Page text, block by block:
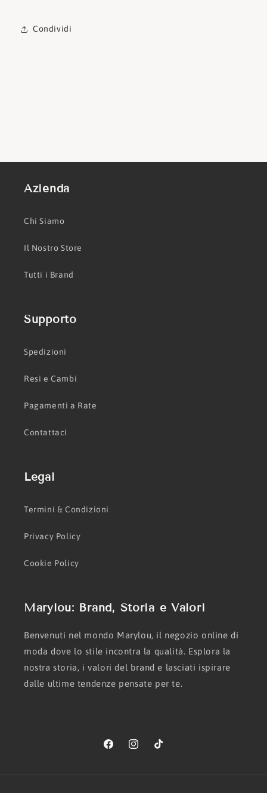
Condividi
Azienda
Chi Siamo
Il Nostro Store
Tutti i Brand
Supporto
Spedizioni
Resi e Cambi
Pagamenti a Rate
Contattaci
Legal
Termini & Condizioni
Privacy Policy
Cookie Policy
Marylou: Brand, Storia e Valori
Benvenuti nel mondo Marylou, il negozio online di
moda dove lo stile incontra la qualità. Esplora la
nostra storia, i valori del brand e lasciati ispirare
dalle ultime tendenze pensate per te.
FacebookInstagramTikTok